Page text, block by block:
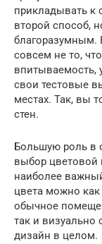
прикладывать к
второй способ,
благоразумным.
совсем не то,
впитываемость,
свои тестовые
местах. Так, вы
стен.
Большую роль в
выбор
наиболее
цвета можно как
обычное
так и визуально
дизайн в целом.